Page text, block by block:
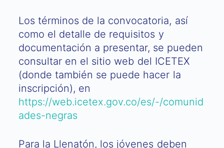
Los términos de la convocatoria, así
como el detalle de requisitos y
documentación a presentar, se pueden
consultar en el sitio web del ICETEX
(donde también se puede hacer la
inscripción), en
https://web.icetex.gov.co/es/-/comunid
ades-negras
Para la Llenatón, los jóvenes deben